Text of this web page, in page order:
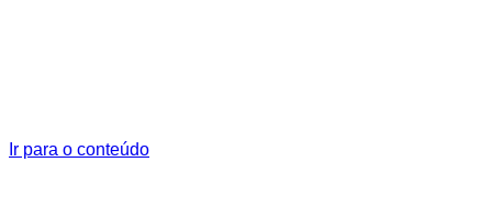
Ir para o conteúdo